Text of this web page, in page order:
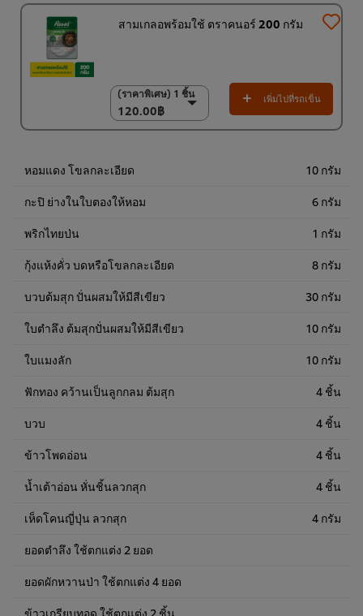
สามเกลอพร้อมใช้ ตราคนอร์ 200 กรัม
(ราคาพิเศษ) 1 ชิ้น
120.00฿
(ราคาพิเศษ) 1 ชิ้น
120.00฿
(ราคาพิเศษ) แพ็ค 10
1,200.00฿
เพิ่มไปที่รถเข็น
หอมแดง โขลกละเอียด 10 กรัม
กะปิ ย่างในใบตองให้หอม 6 กรัม
พริกไทยป่น 1 กรัม
กุ้งแห้งคั่ว บดหรือโขลกละเอียด 8 กรัม
บวบต้มสุก ปั่นผสมให้มีสีเขียว 30 กรัม
ใบตำลึง ต้มสุกปั่นผสมให้มีสีเขียว 10 กรัม
ใบแมงลัก 10 กรัม
ฟักทอง คว้านเป็นลูกกลม ต้มสุก 4 ชิ้น
บวบ 4 ชิ้น
ข้าวโพดอ่อน 4 ชิ้น
น้ำเต้าอ่อน หั่นชิ้นลวกสุก 4 ชิ้น
เห็ดโคนญี่ปุ่น ลวกสุก 4 กรัม
ยอดตำลึง ใช้ตกแต่ง 2 ยอด
ยอดผักหวานป่า ใช้ตกแต่ง 4 ยอด
ข้าวเกรียบทอด ใช้ตกแต่ง 2 ชิ้น